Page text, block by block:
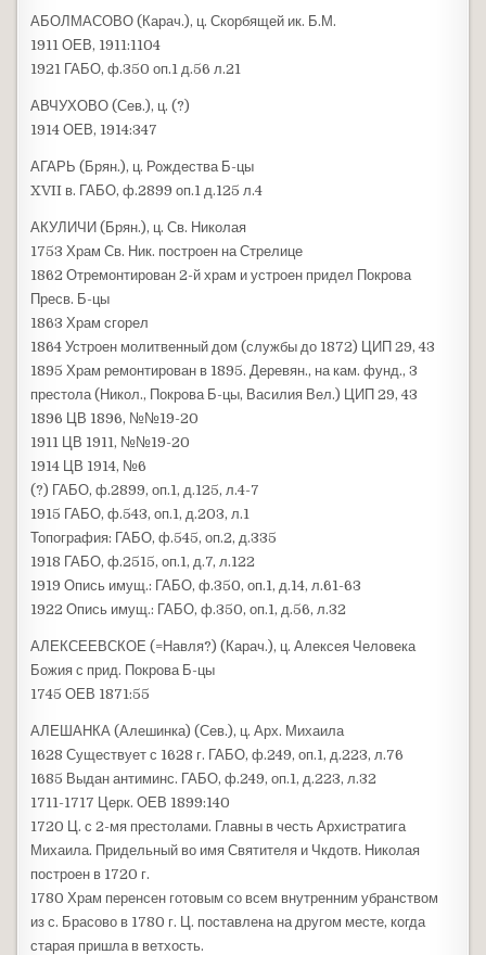
АБОЛМАСОВО (Карач.), ц. Скорбящей ик. Б.М.
1911 ОЕВ, 1911:1104
1921 ГАБО, ф.350 оп.1 д.56 л.21
АВЧУХОВО (Сев.), ц. (?)
1914 ОЕВ, 1914:347
АГАРЬ (Брян.), ц. Рождества Б-цы
XVII в. ГАБО, ф.2899 оп.1 д.125 л.4
АКУЛИЧИ (Брян.), ц. Св. Николая
1753 Храм Св. Ник. построен на Стрелице
1862 Отремонтирован 2-й храм и устроен придел Покрова
Пресв. Б-цы
1863 Храм сгорел
1864 Устроен молитвенный дом (службы до 1872) ЦИП 29, 43
1895 Храм ремонтирован в 1895. Деревян., на кам. фунд., 3
престола (Никол., Покрова Б-цы, Василия Вел.) ЦИП 29, 43
1896 ЦВ 1896, №№19-20
1911 ЦВ 1911, №№19-20
1914 ЦВ 1914, №6
(?) ГАБО, ф.2899, оп.1, д.125, л.4-7
1915 ГАБО, ф.543, оп.1, д.203, л.1
Топография: ГАБО, ф.545, оп.2, д.335
1918 ГАБО, ф.2515, оп.1, д.7, л.122
1919 Опись имущ.: ГАБО, ф.350, оп.1, д.14, л.61-63
1922 Опись имущ.: ГАБО, ф.350, оп.1, д.56, л.32
АЛЕКСЕЕВСКОЕ (=Навля?) (Карач.), ц. Алексея Человека
Божия с прид. Покрова Б-цы
1745 ОЕВ 1871:55
АЛЕШАНКА (Алешинка) (Сев.), ц. Арх. Михаила
1628 Существует с 1628 г. ГАБО, ф.249, оп.1, д.223, л.76
1685 Выдан антиминс. ГАБО, ф.249, оп.1, д.223, л.32
1711-1717 Церк. ОЕВ 1899:140
1720 Ц. с 2-мя престолами. Главны в честь Архистратига
Михаила. Придельный во имя Святителя и Чкдотв. Николая
построен в 1720 г.
1780 Храм перенсен готовым со всем внутренним убранством
из с. Брасово в 1780 г. Ц. поставлена на другом месте, когда
старая пришла в ветхость.